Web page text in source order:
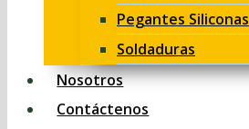
Pegantes Siliconas
Soldaduras
Nosotros
Contáctenos